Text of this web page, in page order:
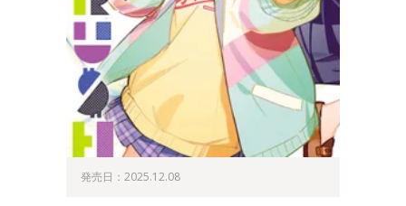
発売日：2025.12.08